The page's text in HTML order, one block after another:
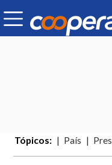
Tópicos: País